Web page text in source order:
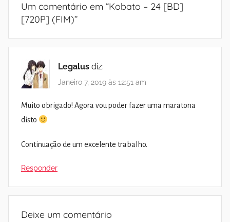
Um comentário em “Kobato – 24 [BD]
[720P] (FIM)”
Legalus diz:
Janeiro 7, 2019 às 12:51 am
Muito obrigado! Agora vou poder fazer uma maratona
disto
Continuação de um excelente trabalho.
Responder
Deixe um comentário